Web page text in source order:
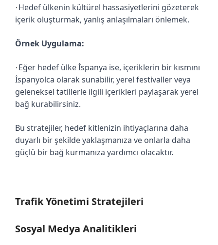
· Hedef ülkenin kültürel hassasiyetlerini gözeterek
içerik oluşturmak, yanlış anlaşılmaları önlemek.
Örnek Uygulama:
· Eğer hedef ülke İspanya ise, içeriklerin bir kısmını
İspanyolca olarak sunabilir, yerel festivaller veya
geleneksel tatillerle ilgili içerikleri paylaşarak yerel
bağ kurabilirsiniz.
Bu stratejiler, hedef kitlenizin ihtiyaçlarına daha
duyarlı bir şekilde yaklaşmanıza ve onlarla daha
güçlü bir bağ kurmanıza yardımcı olacaktır.
Trafik Yönetimi Stratejileri
Sosyal Medya Analitikleri